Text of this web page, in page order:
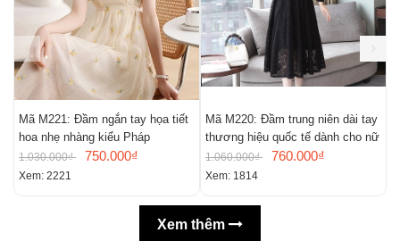
Mã M221: Đầm ngắn tay họa tiết
hoa nhẹ nhàng kiểu Pháp
1.030.000₫ 750.000₫
Xem: 2221
Mã M220: Đầm trung niên dài tay
thương hiệu quốc tế dành cho nữ
1.060.000₫ 760.000₫
Xem: 1814
Xem thêm